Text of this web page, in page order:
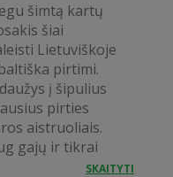
šimtą kartų
šiai
Lietuviškoje
pirtimi.
į šipulius
pirties
aistruoliais.
gajų ir tikrai
SKAITYTI